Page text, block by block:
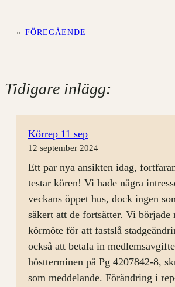
« FÖREGÅENDE
Tidigare inlägg:
Körrep 11 sep
12 september 2024
Ett par nya ansikten idag,
testar kören! Vi hade några
veckans öppet hus, dock ingen
säkert att de fortsätter. Vi började
körmöte för att fastslå
också att betala in
höstterminen på Pg 4207842-8,
som meddelande. Förändring i